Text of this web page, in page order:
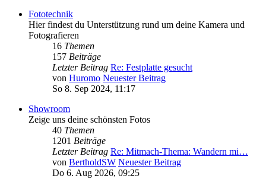
Fototechnik
Hier findest du Unterstützung rund um deine Kamera und
Fotografieren
16 Themen
157 Beiträge
Letzter Beitrag Re: Festplatte gesucht
von Huromo Neuester Beitrag
So 8. Sep 2024, 11:17
Showroom
Zeige uns deine schönsten Fotos
40 Themen
1201 Beiträge
Letzter Beitrag Re: Mitmach-Thema: Wandern mi…
von BertholdSW Neuester Beitrag
Do 6. Aug 2026, 09:25